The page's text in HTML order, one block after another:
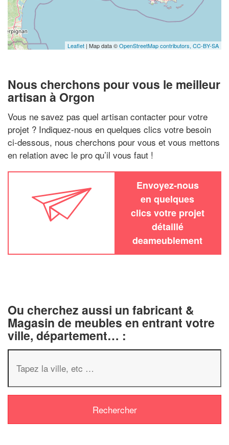
Leaflet | Map data ©OpenStreetMap contributors, CC-BY-SA
Nous cherchons pour vous le meilleur
artisan à Orgon
Vous ne savez pas quel artisan contacter pour votre
projet ? Indiquez-nous en quelques clics votre besoin
ci-dessous, nous cherchons pour vous et vous mettons
en relation avec le pro qu’il vous faut !
Envoyez-nous
en quelques
clics votre projet
détaillé
deameublement
Ou cherchez aussi un fabricant &
Magasin de meubles en entrant votre
ville, département… :